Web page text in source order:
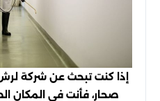
إذا كنت تبحث عن شركة
صحار، فأنت في المكان